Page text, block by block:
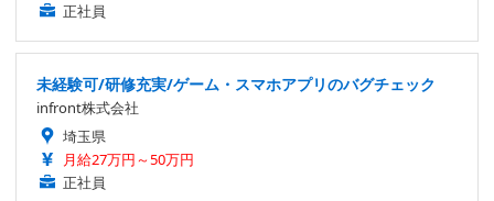
正社員
未経験可/研修充実/ゲーム・スマホアプリのバグチェック
infront株式会社
埼玉県
月給27万円～50万円
正社員